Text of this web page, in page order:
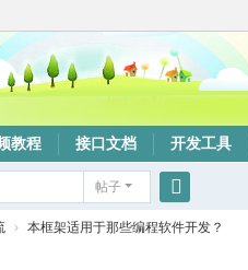
教程 接口文档 开发工具
帖子
搜
› 本框架适用于那些编程软件开发？